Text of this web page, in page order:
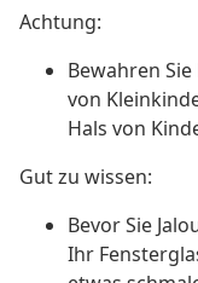
Achtung:
Bewahren
von
Hals von
Gut zu wissen:
Bevor Sie
Ihr